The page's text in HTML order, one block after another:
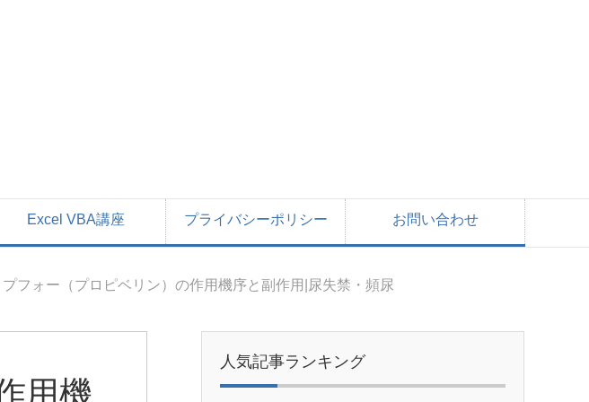
Excel VBA講座 プライバシーポリシー お問い合わせ
フォー（プロピベリン）の作用機序と副作用|尿失禁・頻尿
用機
人気記事ランキング